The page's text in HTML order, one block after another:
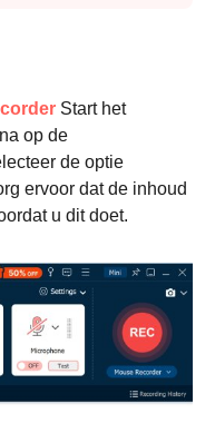
Start het
op de
de optie
ervoor dat de inhoud
u dit doet.